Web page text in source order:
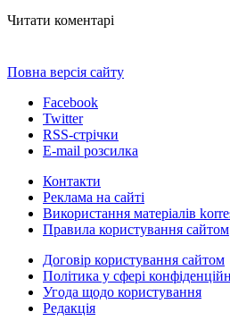
Читати коментарі
Повна версія сайту
Facebook
Twitter
RSS-стрічки
E-mail розсилка
Контакти
Реклама на сайті
Використання матеріалів
Правила користування сайтом
Договір користування сайтом
Політика у сфері
Угода щодо користування
Редакція